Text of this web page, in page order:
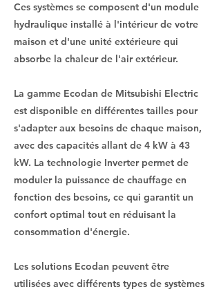
Ces systèmes se composent d'un module
hydraulique installé à l'intérieur de votre
maison et d'une unité extérieure qui
absorbe la chaleur de l'air extérieur.
La gamme Ecodan de Mitsubishi Electric
est disponible en différentes tailles pour
s'adapter aux besoins de chaque maison,
avec des capacités allant de 4 kW à 43
kW. La technologie Inverter permet de
moduler la puissance de chauffage en
fonction des besoins, ce qui garantit un
confort optimal tout en réduisant la
consommation d'énergie.
Les solutions Ecodan peuvent être
utilisées avec différents types de systèmes